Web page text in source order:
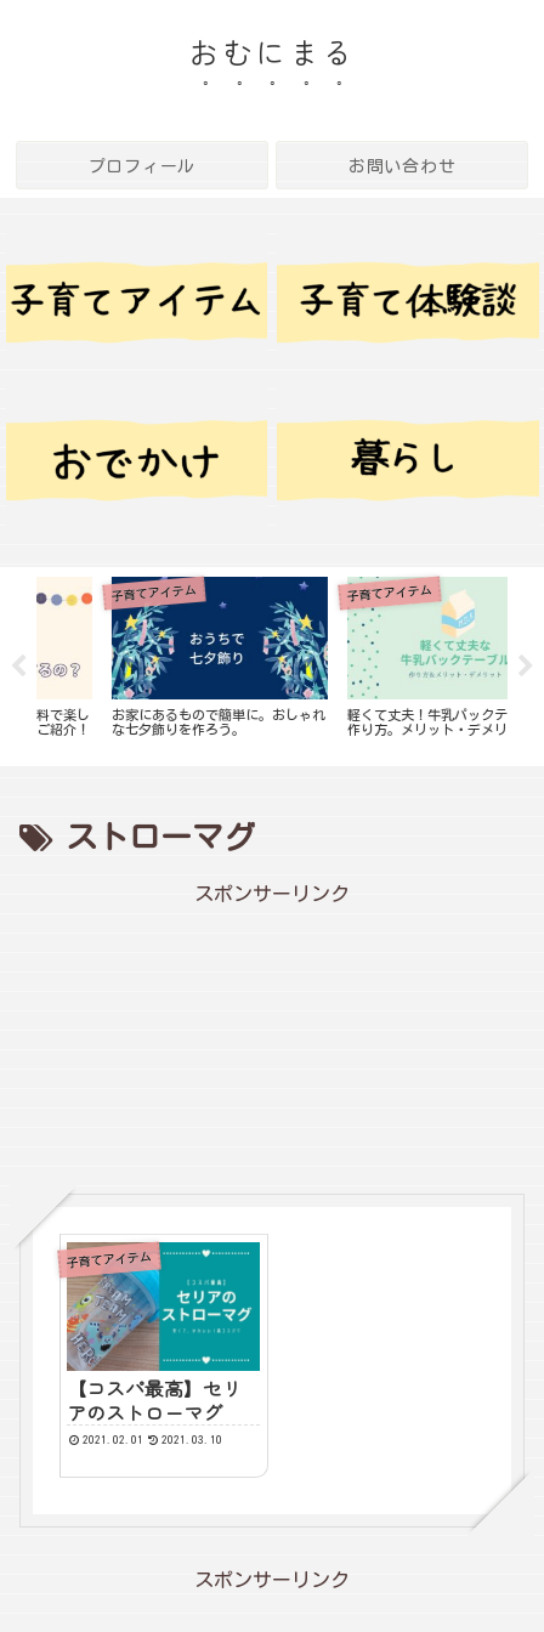
おむにまる
プロフィール お問い合わせ
子育てアイテム
お家にあるもので簡単に。おしゃれ
な七夕飾りを作ろう。
子育てアイテム
軽くて丈夫！牛乳パックテーブルの
作り方。メリット・デメリットは？
ストローマグ
スポンサーリンク
子育てアイテム
【コスパ最高】セリ
アのストローマグ
2021.02.01 2021.03.10
スポンサーリンク